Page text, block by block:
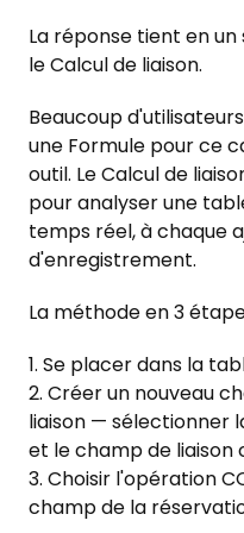
La réponse tient en
le Calcul de liaison.
Beaucoup
une Formule pour ce
outil. Le Calcul de
pour analyser une
temps réel, à chaque
d'enregistrement.
La méthode en 3
Se placer dans la
Créer un nouveau
liaison — sélectionner
et le champ de
Choisir l'opération
champ de la